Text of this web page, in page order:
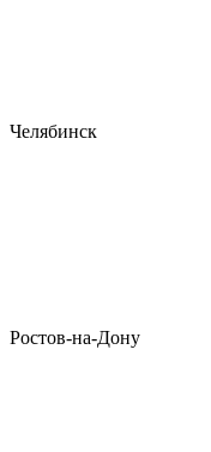
Челябинск
Ростов-на-Дону